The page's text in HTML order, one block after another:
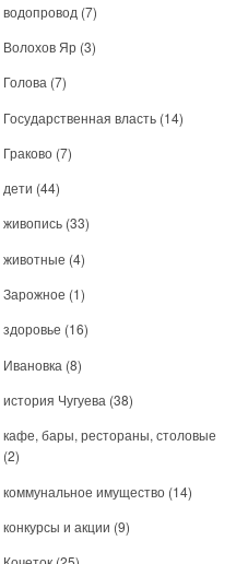
водопровод (7)
Волохов Яр (3)
Голова (7)
Государственная власть (14)
Граково (7)
дети (44)
живопись (33)
животные (4)
Зарожное (1)
здоровье (16)
Ивановка (8)
история Чугуева (38)
кафе, бары, рестораны, столовые
(2)
коммунальное имущество (14)
конкурсы и акции (9)